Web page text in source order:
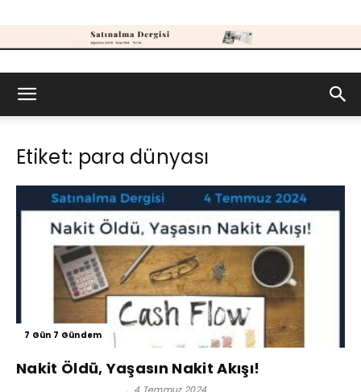
Dergisi
Etiket: para dünyası
7 Gün 7 Gündem
Nakit Öldü, Yaşasın Nakit Akışı!
-